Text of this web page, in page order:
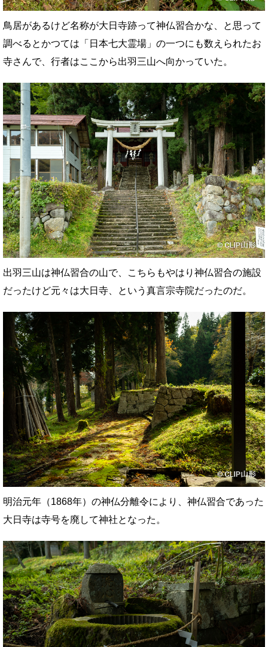
鳥居があるけど名称が大日寺跡って神仏習合かな、と思って
調べるとかつては「日本七大霊場」の一つにも数えられたお
寺さんで、行者はここから出羽三山へ向かっていた。
出羽三山は神仏習合の山で、こちらもやはり神仏習合の施設
だったけど元々は大日寺、という真言宗寺院だったのだ。
明治元年（1868年）の神仏分離令により、神仏習合であった
大日寺は寺号を廃して神社となった。